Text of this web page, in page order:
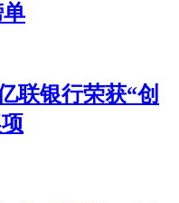
联银行荣获“创